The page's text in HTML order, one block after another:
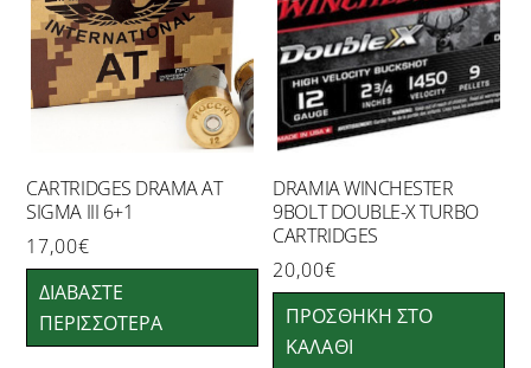
CARTRIDGES DRAMA AT
SIGMA III 6+1
17,00€
ΔΙΑΒΆΣΤΕ
ΠΕΡΙΣΣΌΤΕΡΑ
DRAMIA WINCHESTER
9BOLT DOUBLE-X TURBO
CARTRIDGES
20,00€
ΠΡΟΣΘΉΚΗ ΣΤΟ
ΚΑΛΆΘΙ